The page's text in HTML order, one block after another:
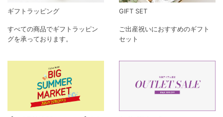
ギフトラッピング
すべての商品でギフトラッピン
グを承っております。
GIFT SET
ご出産祝いにおすすめのギフト
セット